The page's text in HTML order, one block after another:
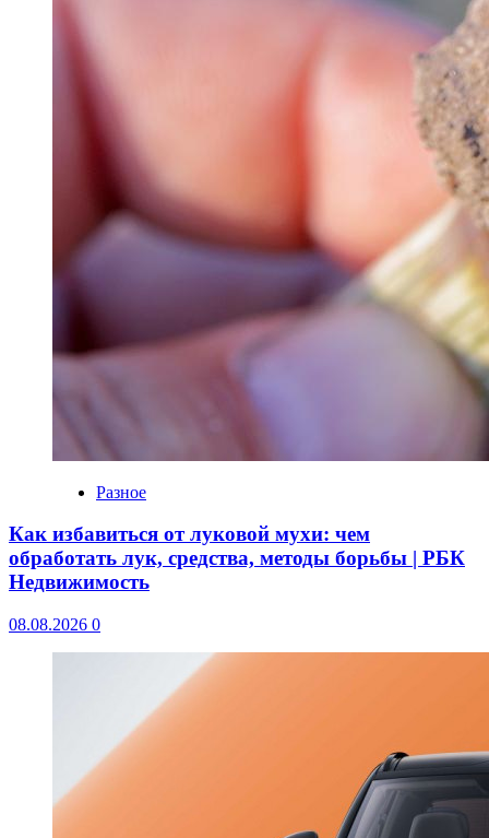
Разное
Как избавиться от луковой мухи: чем
обработать лук, средства, методы борьбы | РБК
Недвижимость
08.08.2026 0